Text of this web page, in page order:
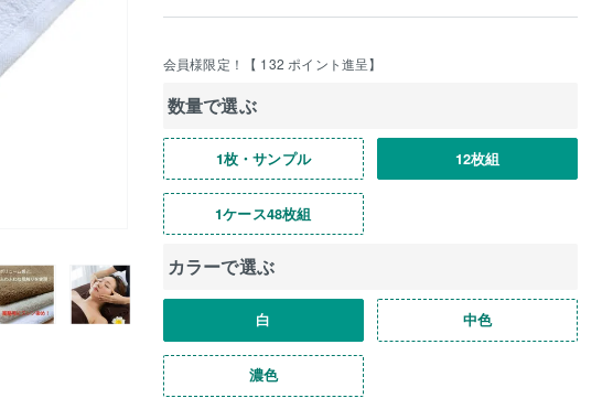
会員様限定！【 132 ポイント進呈】
数量で選ぶ
1枚・サンプル 12枚組
1ケース48枚組
カラーで選ぶ
白 中色
濃色